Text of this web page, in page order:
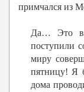
примчался из
Да… Это
поступили
миру
пятницу! Я
дома